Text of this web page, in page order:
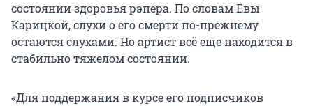
состоянии здоровья рэпера. По словам Евы
Карицкой, слухи о его смерти по-прежнему
остаются слухами. Но артист всё еще находится в
стабильно тяжелом состоянии.
«Для поддержания в курсе его подписчиков